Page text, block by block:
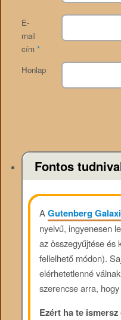
E-
mail
cím *
Honlap
Fontos
AGutenberg
nyelvű, ingyenesen
az összegyűjtése és
fellelhető módon).
elérhetetlenné
szerencse arra,
Ezért ha te